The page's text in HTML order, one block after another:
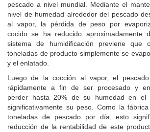
pescado a nivel mundial. Mediante el
nivel de humedad alrededor del pescado
al vapor, la pérdida de peso por
cocido se ha reducido aproximadamente
sistema de humidificación previene que
toneladas de producto simplemente se
y el enlatado.
Luego de la cocción al vapor, el
rápidamente a fin de ser procesado y
perder hasta 20% de su humedad en el
significativamente su peso. Como la
toneladas de pescado por día, esto
reducción de la rentabilidad de este